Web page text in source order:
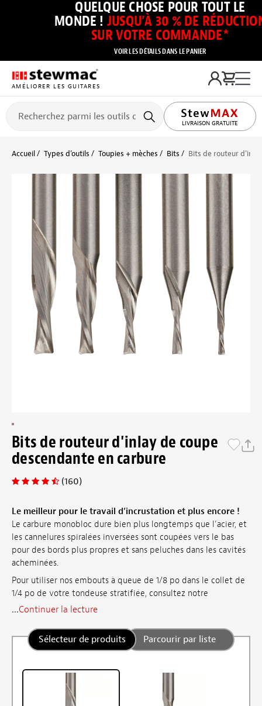
QUELQUE CHOSE POUR TOUT LE
MONDE ! JUSQU’À 30 % DE
SUR VOTRE COMMANDE*
VOIR LES DÉTAILS DANS LE PANIER
AMÉLIORER LES GUITARES
LIVRAISON GRATUITE
Accueil Types d’outils Toupies + mèches Bits Bits de routeur
Bits de routeur d'inlay de coupe
descendante en carbure
(160)
Le meilleur pour le travail d’incrustation et plus encore !
Le carbure monobloc dure bien plus longtemps que l’acier, et
les cannelures spiralées inversées sont coupées vers le bas
pour des bords plus propres et sans peluches dans les cavités
acheminées.
Pour utiliser nos embouts à queue de 1/8 po dans le collet de
1/4 po de votre tondeuse stratifiée, consultez notre
...Continuer la lecture
Sélecteur de produits Parcourir par liste